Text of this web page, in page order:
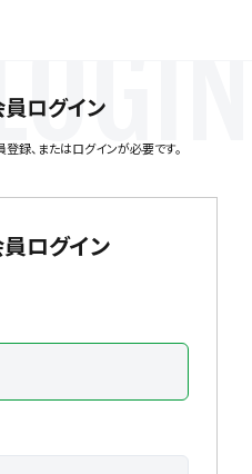
ログイン
録、またはログインが必要です。
ログイン